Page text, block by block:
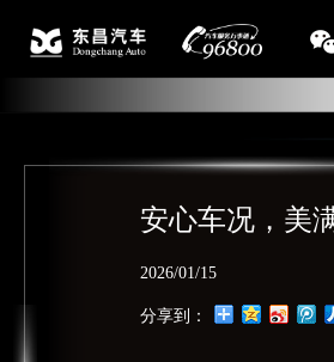
安心车况，美
2026/01/15
分享到：